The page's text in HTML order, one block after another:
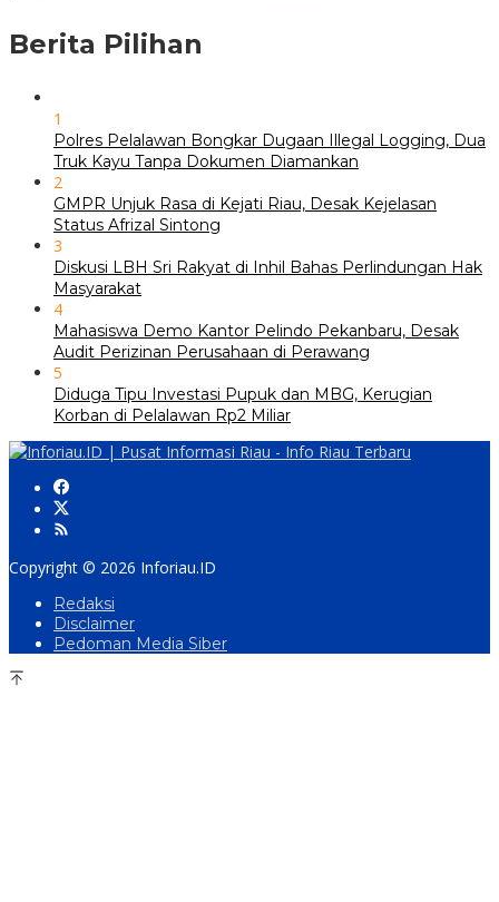
Berita Pilihan
1
Polres Pelalawan Bongkar Dugaan Illegal Logging, Dua
Truk Kayu Tanpa Dokumen Diamankan
2
GMPR Unjuk Rasa di Kejati Riau, Desak Kejelasan
Status Afrizal Sintong
3
Diskusi LBH Sri Rakyat di Inhil Bahas Perlindungan Hak
Masyarakat
4
Mahasiswa Demo Kantor Pelindo Pekanbaru, Desak
Audit Perizinan Perusahaan di Perawang
5
Diduga Tipu Investasi Pupuk dan MBG, Kerugian
Korban di Pelalawan Rp2 Miliar
Copyright © 2026 Inforiau.ID
Redaksi
Disclaimer
Pedoman Media Siber